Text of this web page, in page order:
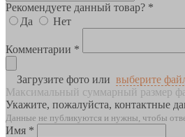
Рекомендуете данный товар? *
Да
Нет
Комментарии *
Загрузите фото или выберите
Максимальный суммарный размер
Укажите, пожалуйста, контактные
Данные не публикуются и нужны, чтобы
Имя *